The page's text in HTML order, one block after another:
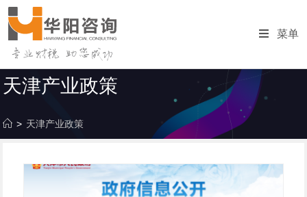
跳
转
至
容
菜单
天津产业政策
> 天津产业政策